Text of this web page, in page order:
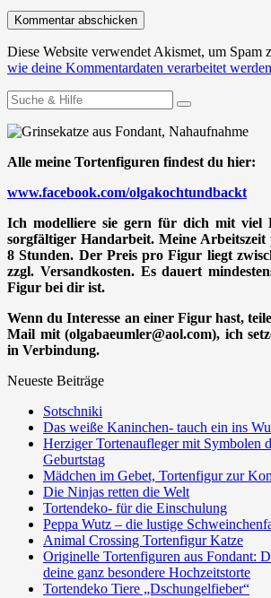
Diese Website verwendet Akismet, um Spam
wie deine Kommentardaten verarbeitet
Suchen
nach:
Alle meine Tortenfiguren findest du hier:
www.facebook.com/olgakochtundbackt
Ich modelliere sie gern für dich mit viel
sorgfältiger Handarbeit. Meine
8 Stunden. Der Preis pro Figur liegt
zzgl. Versandkosten. Es dauert
Figur bei dir ist.
Wenn du Interesse an einer Figur hast,
Mail mit (olgabaeumler@aol.com), ich
in Verbindung.
Neueste Beiträge
Sotschniki
Das weiße Kaninchen- tauch ein ins
Herziger Tortenaufleger mit Symbolen
Geburtstag
Mädchen im Gebet, Tortenfigur zur
Die Ninjas retten die Welt
Tortendeko- für die Einschulung
Peppa Wutz – die lustige
Animal Crossing Tortenfigur Katze
Originelle Tortenfiguren aus Fondant:
deine ganz besondere Hochzeitstorte
Tortendeko Tiere „Dschungelfieber“